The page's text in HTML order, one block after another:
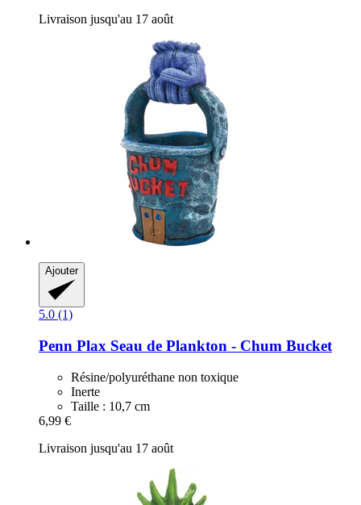
Livraison jusqu'au 17 août
Ajouter
5.0 (1)
Penn Plax Seau de Plankton -​ Chum Bucket
Résine/polyuréthane non toxique
Inerte
Taille : 10,7 cm
6,99 €
Livraison jusqu'au 17 août